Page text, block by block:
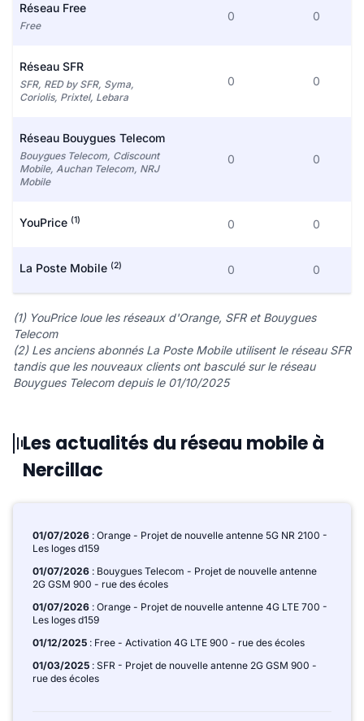
Réseau Free
Free
0 0
Réseau SFR
SFR, RED by SFR, Syma,
Coriolis, Prixtel, Lebara
0 0
Réseau Bouygues Telecom
Bouygues Telecom, Cdiscount
Mobile, Auchan Telecom, NRJ
Mobile
0 0
YouPrice (1) 0 0
La Poste Mobile (2) 0 0
(1) YouPrice loue les réseaux d'Orange, SFR et Bouygues
Telecom
(2) Les anciens abonnés La Poste Mobile utilisent le réseau SFR
tandis que les nouveaux clients ont basculé sur le réseau
Bouygues Telecom depuis le 01/10/2025
Les actualités du réseau mobile à
Nercillac
01/07/2026 : Orange - Projet de nouvelle antenne 5G NR 2100 -
Les loges d159
01/07/2026 : Bouygues Telecom - Projet de nouvelle antenne
2G GSM 900 - rue des écoles
01/07/2026 : Orange - Projet de nouvelle antenne 4G LTE 700 -
Les loges d159
01/12/2025 : Free - Activation 4G LTE 900 - rue des écoles
01/03/2025 : SFR - Projet de nouvelle antenne 2G GSM 900 -
rue des écoles